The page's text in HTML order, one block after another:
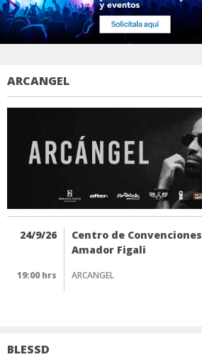
ARCANGEL
24/9/26
Centro de Convenciones
Amador Figali
19:00 hrs ARCANGEL
BLESSD